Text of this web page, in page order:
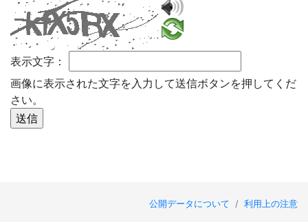
表示文字：
画像に表示された文字を入力して送信ボタンを押してくだ
さい。
公開データについて / 利用上の注意